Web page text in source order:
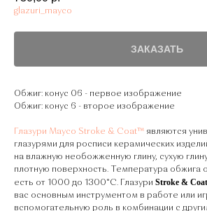
glazuri_mayco
ЗАКАЗАТЬ
Обжиг: конус 06 - первое изображение
Обжиг: конус 6 - второе изображение
Глазури Mayco Stroke & Coat™ являются
глазурями для росписи керамических
на влажную необожженную глину, сухую
плотную поверхность. Температура обжига
есть от 1000 до 1300°С. Глазури Stroke &
вас основным инструментом в работе или
вспомогательную роль в комбинации с